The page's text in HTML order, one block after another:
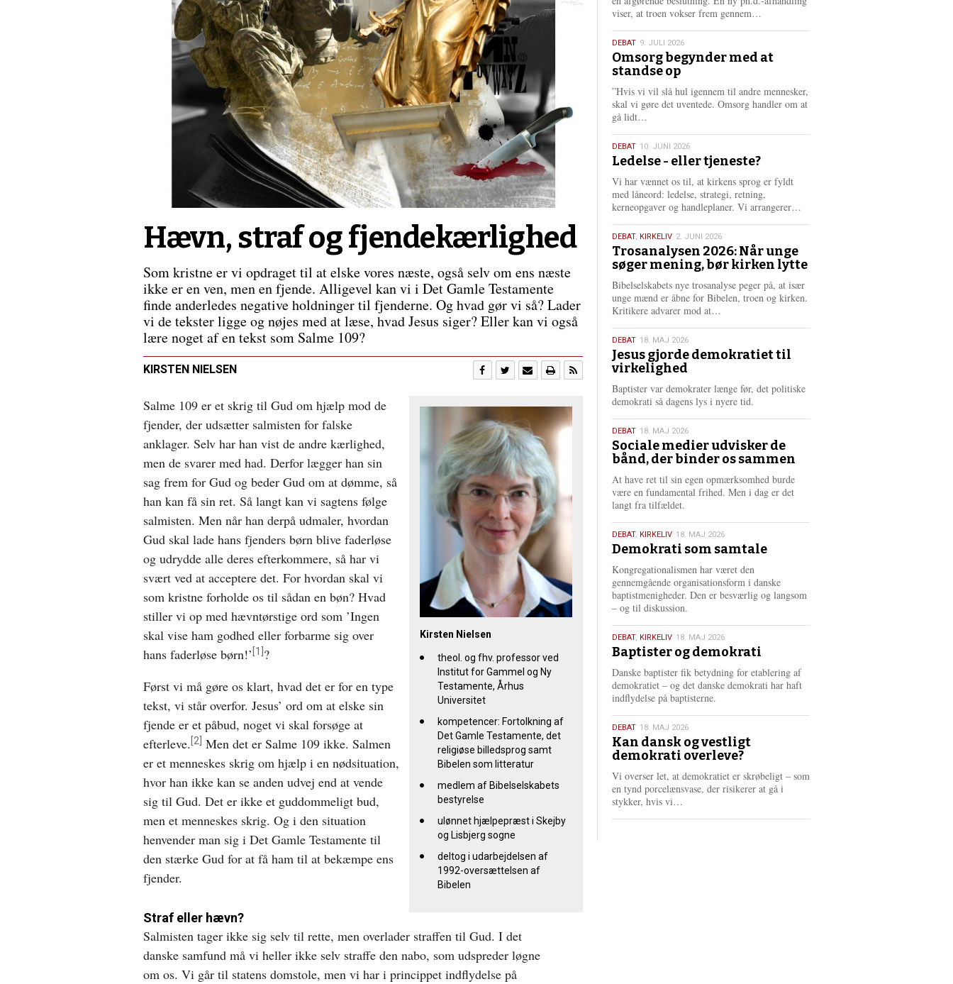
Hævn, straf og fjendekærlighed
Som kristne er vi opdraget til at elske vores næste, også selv om ens næste
ikke er en ven, men en fjende. Alligevel kan vi i Det Gamle Testamente
finde anderledes negative holdninger til fjenderne. Og hvad gør vi så? Lader
vi de tekster ligge og nøjes med at læse, hvad Jesus siger? Eller kan vi også
lære noget af en tekst som Salme 109?
KIRSTEN NIELSEN
Kirsten Nielsen
theol. og fhv. professor ved
Institut for Gammel og Ny
Testamente, Århus
Universitet
kompetencer: Fortolkning af
Det Gamle Testamente, det
religiøse billedsprog samt
Bibelen som litteratur
medlem af Bibelselskabets
bestyrelse
ulønnet hjælpepræst i Skejby
og Lisbjerg sogne
deltog i udarbejdelsen af
1992-oversættelsen af
Bibelen
Salme 109 er et skrig til Gud om hjælp mod de
fjender, der udsætter salmisten for falske
anklager. Selv har han vist de andre kærlighed,
men de svarer med had. Derfor lægger han sin
sag frem for Gud og beder Gud om at dømme, så
han kan få sin ret. Så langt kan vi sagtens følge
salmisten. Men når han derpå udmaler, hvordan
Gud skal lade hans fjenders børn blive faderløse
og udrydde alle deres efterkommere, så har vi
svært ved at acceptere det. For hvordan skal vi
som kristne forholde os til sådan en bøn? Hvad
stiller vi op med hævntørstige ord som ’Ingen
skal vise ham godhed eller forbarme sig over
hans faderløse børn!’ [1]?
Først vi må gøre os klart, hvad det er for en type
tekst, vi står overfor. Jesus’ ord om at elske sin
fjende er et påbud, noget vi skal forsøge at
efterleve. [2] Men det er Salme 109 ikke. Salmen
er et menneskes skrig om hjælp i en nødsituation,
hvor han ikke kan se anden udvej end at vende
sig til Gud. Det er ikke et guddommeligt bud,
men et menneskes skrig. Og i den situation
henvender man sig i Det Gamle Testamente til
den stærke Gud for at få ham til at bekæmpe ens
fjender.
Straf eller hævn?
Salmisten tager ikke sig selv til rette, men overlader straffen til Gud. I det
danske samfund må vi heller ikke selv straffe den nabo, som udspreder løgne
om os. Vi går til statens domstole, men vi har i princippet indflydelse på
viser, at troen vokser frem gennem…
e
e
9.
juli
2026
DEBAT 9. JULI 2026
Omsorg begynder med at
standse op
”Hvis vi vil slå hul igennem til andre mennesker,
skal vi gøre det uventede. Omsorg handler om at
gå lidt…
s
e
r
e
10.
juni
2026
DEBAT 10. JUNI 2026
Ledelse - eller tjeneste?
Vi har vænnet os til, at kirkens sprog er fyldt
med låneord: ledelse, strategi, retning,
kerneopgaver og handleplaner. Vi arrangerer…
r
e
2.
juni
2026
DEBAT, KIRKELIV 2. JUNI 2026
Trosanalysen 2026: Når unge
søger mening, bør kirken lytte
Bibelselskabets nye trosanalyse peger på, at især
unge mænd er åbne for Bibelen, troen og kirken.
Kritikere advarer mod at…
e
e
18.
maj
2026
DEBAT 18. MAJ 2026
Jesus gjorde demokratiet til
virkelighed
Baptister var demokrater længe før, det politiske
demokrati så dagens lys i nyere tid.
18.
maj
2026
DEBAT 18. MAJ 2026
Sociale medier udvisker de
bånd, der binder os sammen
At have ret til sin egen opmærksomhed burde
være en fundamental frihed. Men i dag er det
langt fra tilfældet.
18.
maj
2026
DEBAT, KIRKELIV 18. MAJ 2026
Demokrati som samtale
Kongregationalismen har været den
gennemgående organisationsform i danske
baptistmenigheder. Den er besværlig og langsom
– og til diskussion.
18.
maj
2026
DEBAT, KIRKELIV 18. MAJ 2026
Baptister og demokrati
Danske baptister fik betydning for etablering af
demokratiet – og det danske demokrati har haft
indflydelse på baptisterne.
18.
maj
2026
DEBAT 18. MAJ 2026
Kan dansk og vestligt
demokrati overleve?
Vi overser let, at demokratiet er skrøbeligt – som
en tynd porcelænsvase, der risikerer at gå i
stykker, hvis vi…